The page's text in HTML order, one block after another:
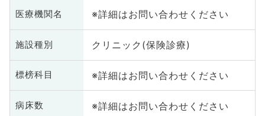
医療機関名 ※詳細はお問い合わせください
施設種別 クリニック(保険診療)
標榜科目 ※詳細はお問い合わせください
病床数 ※詳細はお問い合わせください